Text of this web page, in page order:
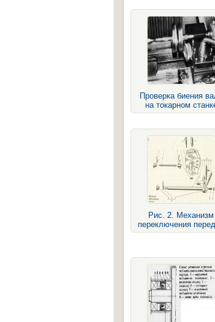
Проверка биения
на токарном
Рис. 2. Механизм
переключения